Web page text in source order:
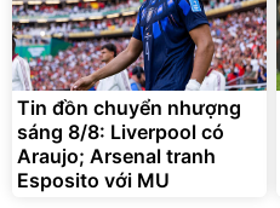
Tin đồn chuyển nhượng
sáng 8/8: Liverpool có
Araujo; Arsenal tranh
Esposito với MU